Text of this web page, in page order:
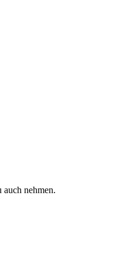
nehmen.